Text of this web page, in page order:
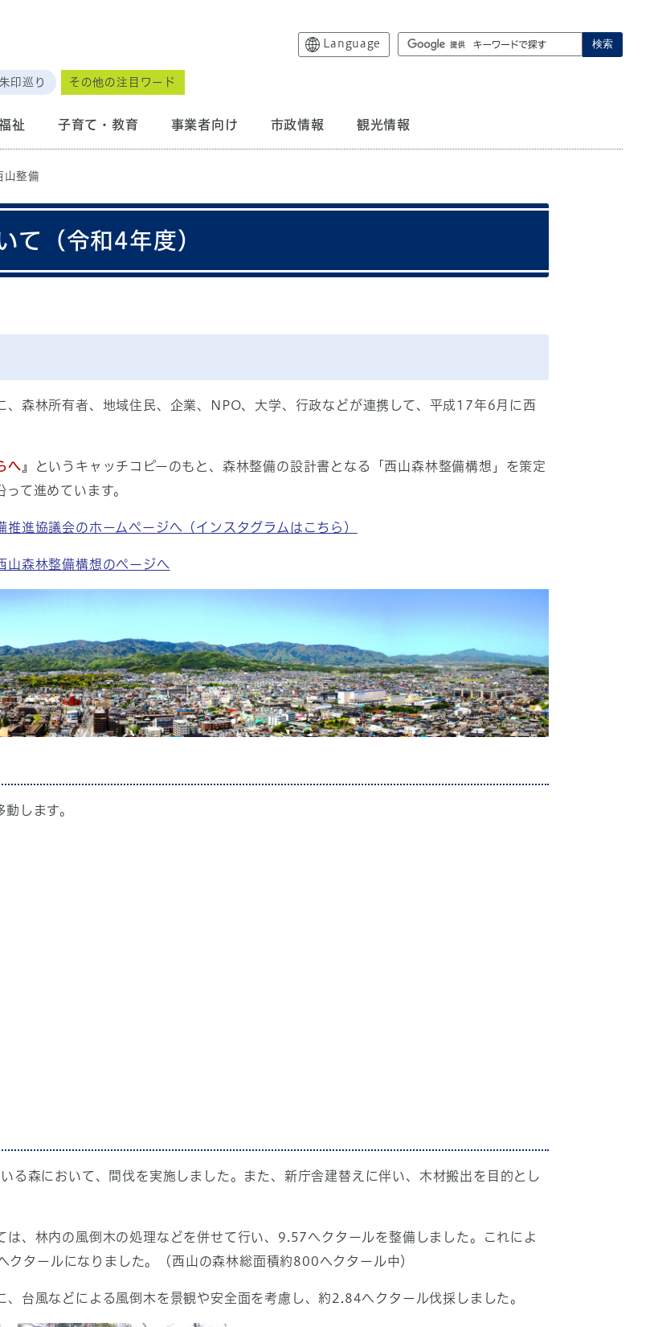
Language 検索
印巡り その他の注目ワード
祉 子育て・教育 事業者向け 市政情報 観光情報
山整備
て（令和4年度）
森林所有者、地域住民、企業、NPO、大学、行政などが連携して、平成17年6月に西
へ 』というキャッチコピーのもと、森林整備の設計書となる「西山森林整備構想」を策定
て進めています。
推進協議会のホームページへ （インスタグラムはこちら）
山森林整備構想のページへ
します。
る森において、間伐を実施しました。また、新庁舎建替えに伴い、木材搬出を目的とし
は、林内の風倒木の処理などを併せて行い、9.57ヘクタールを整備しました。これによ
タールになりました。（西山の森林総面積約800ヘクタール中）
台風などによる風倒木を景観や安全面を考慮し、約2.84ヘクタール伐採しました。